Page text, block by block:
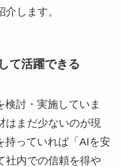
します。
て活躍できる
検討・実施していま
はまだ少ないのが現
持っていれば「AIを安
社内での信頼を得や